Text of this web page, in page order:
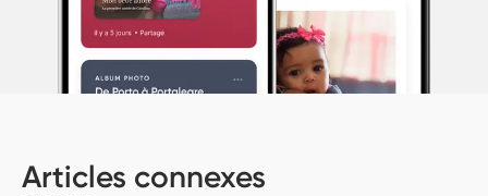
Articles connexes